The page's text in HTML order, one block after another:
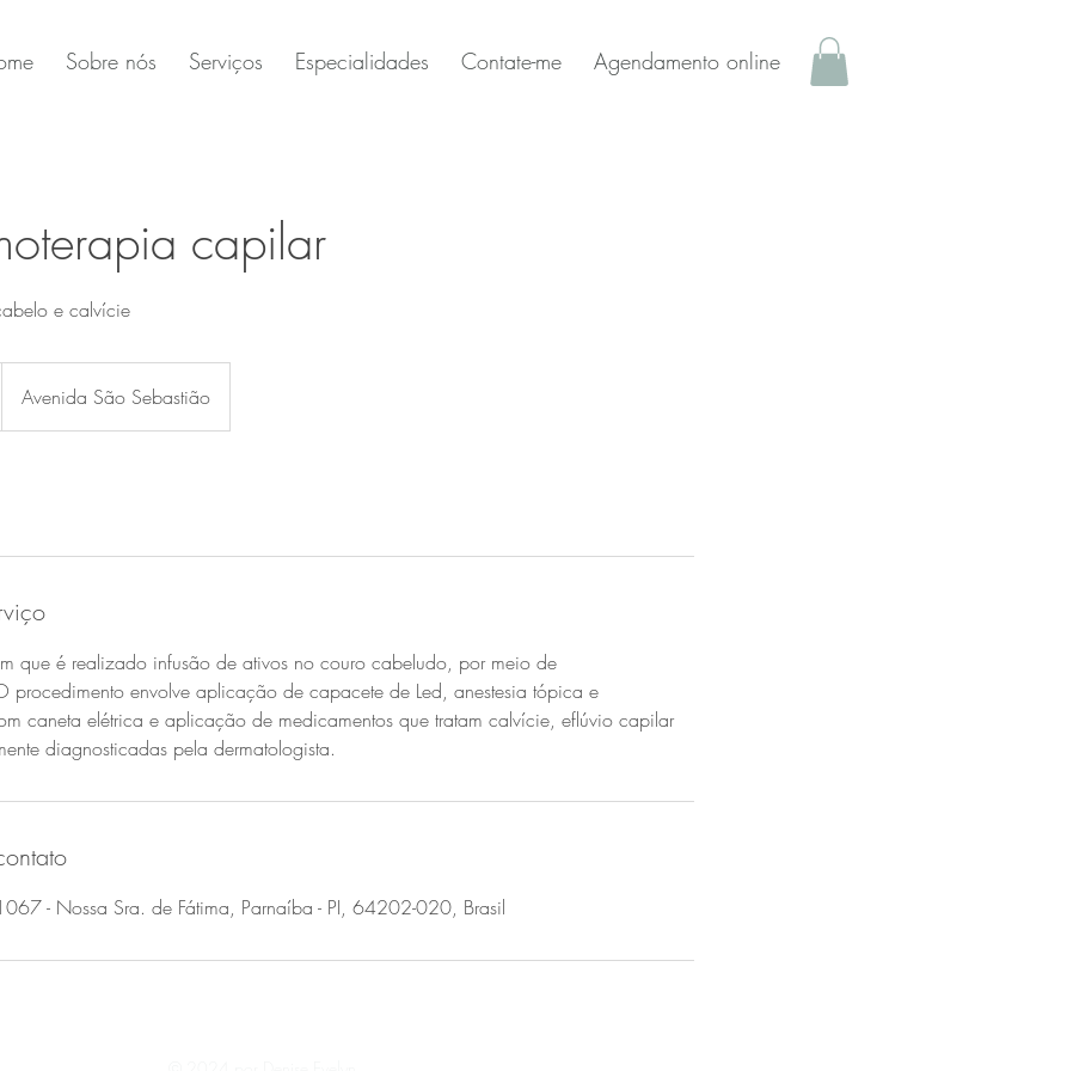
Sobre nós Serviços Especialidades Contate-me Agendamento online
capilar
e calvície
Avenida São Sebastião
que é realizado infusão de ativos no couro cabeludo, por meio de
procedimento envolve aplicação de capacete de Led, anestesia tópica e
caneta elétrica e aplicação de medicamentos que tratam calvície, eflúvio capilar
diagnosticadas pela dermatologista.
- Nossa Sra. de Fátima, Parnaíba - PI, 64202-020, Brasil